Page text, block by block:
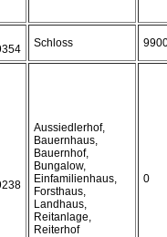
Schloss
Aussiedlerhof,
Bauernhaus,
Bauernhof,
Bungalow,
Einfamilienhaus,
Forsthaus,
Landhaus,
Reitanlage,
Reiterhof
0